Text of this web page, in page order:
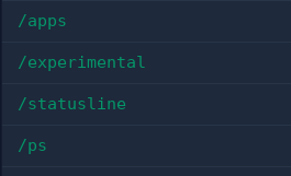
/apps
/experimental
/statusline
/ps